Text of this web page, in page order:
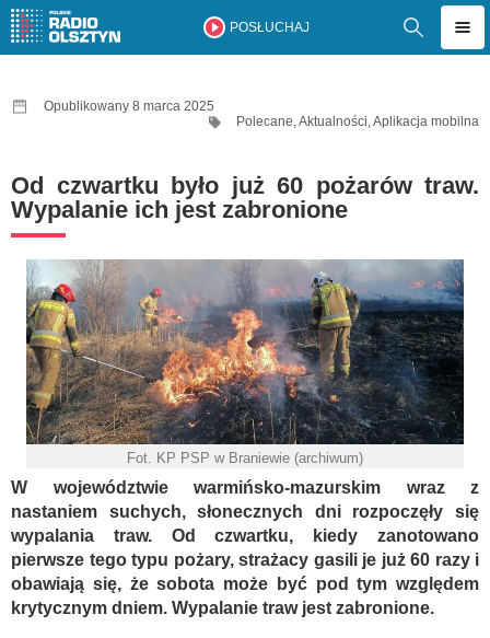
POSŁUCHAJ
Opublikowany 8 marca 2025
Polecane,Aktualności,Aplikacja mobilna
Od czwartku było już 60 pożarów traw.
Wypalanie ich jest zabronione
Fot. KP PSP w Braniewie (archiwum)
W województwie warmińsko-mazurskim wraz z
nastaniem suchych, słonecznych dni rozpoczęły się
wypalania traw. Od czwartku, kiedy zanotowano
pierwsze tego typu pożary, strażacy gasili je już 60 razy i
obawiają się, że sobota może być pod tym względem
krytycznym dniem. Wypalanie traw jest zabronione.